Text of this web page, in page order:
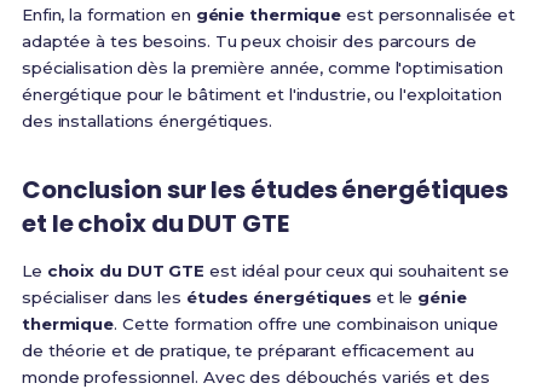
Enfin, la formation en génie thermique est personnalisée et
adaptée à tes besoins. Tu peux choisir des parcours de
spécialisation dès la première année, comme l'optimisation
énergétique pour le bâtiment et l'industrie, ou l'exploitation
des installations énergétiques.
Conclusion sur les études énergétiques
et le choix du DUT GTE
Le choix du DUT GTE est idéal pour ceux qui souhaitent se
spécialiser dans les études énergétiqueset le génie
thermique. Cette formation offre une combinaison unique
de théorie et de pratique, te préparant efficacement au
monde professionnel. Avec des débouchés variés et des